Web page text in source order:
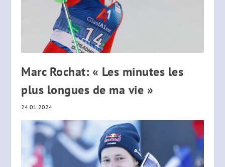
Marc Rochat: « Les minutes les
plus longues de ma vie »
24.01.2024